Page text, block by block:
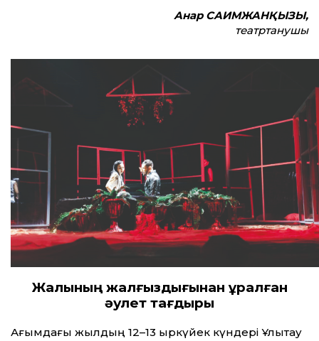
Анар САИМЖАНҚЫЗЫ,
театртанушы
Жалқының жалғыздығынан құралған
әулет тағдыры
Ағымдағы жылдың 12–13 қыркүйек күндері Ұлытау